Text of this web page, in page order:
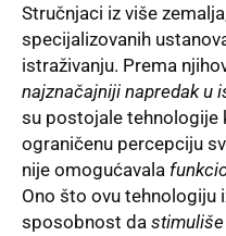
Stručnjaci iz više
specijalizovanih
istraživanju. Prema
najznačajniji napredak u
su postojale tehnologije
ograničenu percepciju
nije omogućavala
Ono što ovu tehnologiju
sposobnost da